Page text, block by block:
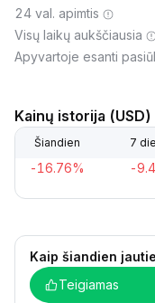
24 val. apimtis
Visų laikų aukščiausia
Apyvartoje esanti
Kainų istorija (USD)
Šiandien 7
-16.76% -
Kaip šiandien
Teigiamas